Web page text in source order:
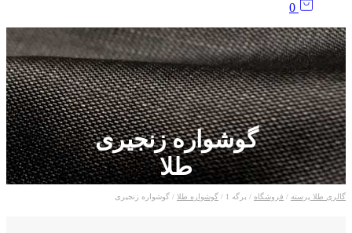
0
گوشواره زنجیری
طلا
طلا پرسته /فروشگاه/ برگه 1 / گوشواره طلا / گوشواره زنجیری